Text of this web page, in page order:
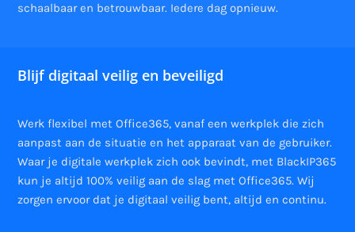
schaalbaar en betrouwbaar. Iedere dag opnieuw.
Blijf digitaal veilig en beveiligd
Werk flexibel met Office365, vanaf een werkplek die zich
aanpast aan de situatie en het apparaat van de gebruiker.
Waar je digitale werkplek zich ook bevindt, met BlackIP365
kun je altijd 100% veilig aan de slag met Office365. Wij
zorgen ervoor dat je digitaal veilig bent, altijd en continu.